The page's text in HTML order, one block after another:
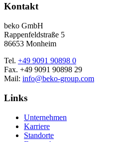
Kontakt
beko GmbH
Rappenfeldstraße 5
86653 Monheim
Tel. +49 9091 90898 0
Fax. +49 9091 90898 29
Mail: info@beko-group.com
Links
Unternehmen
Karriere
Standorte